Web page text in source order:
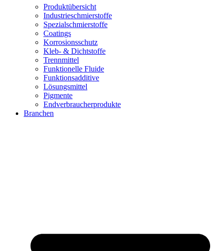
Produktübersicht
Industrieschmierstoffe
Spezialschmierstoffe
Coatings
Korrosionsschutz
Kleb- & Dichtstoffe
Trennmittel
Funktionelle Fluide
Funktionsadditive
Lösungsmittel
Pigmente
Endverbraucherprodukte
Branchen